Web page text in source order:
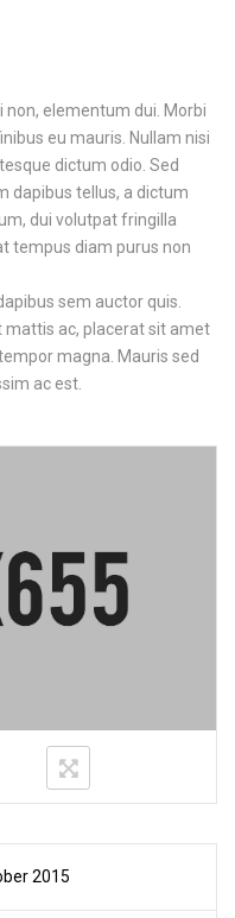
elementum dui. Morbi
eu mauris. Nullam nisi
dictum odio. Sed
dapibus tellus, a dictum
dui volutpat fringilla
tempus diam purus non
sem auctor quis.
mattis ac, placerat sit amet
magna. Mauris sed
ac est.
2015